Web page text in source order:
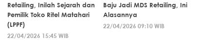
Retailing, Inilah Sejarah dan
Pemilik Toko Ritel Matahari
(LPPF)
22/04/2026 15:45 WIB
Baju Jadi MDS Retailing, Ini
Alasannya
22/04/2026 09:10 WIB